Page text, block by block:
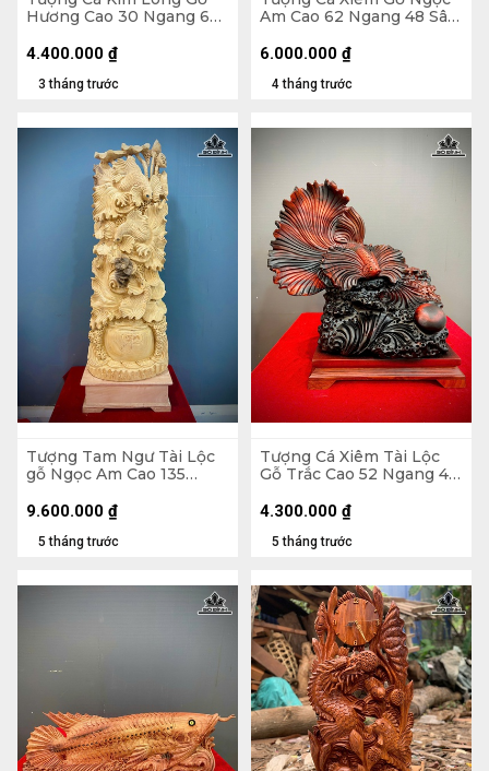
Hương Cao 30 Ngang 66
3 tháng trước
4.400.000 ₫
Am Cao 62 Ngang 48 Sâu
4 tháng trước
6.000.000 ₫
Tượng Tam Ngư Tài Lộc
gỗ Ngọc Am Cao 135
5 tháng trước
9.600.000 ₫
Tượng Cá Xiêm Tài Lộc
Gỗ Trắc Cao 52 Ngang 48
5 tháng trước
4.300.000 ₫